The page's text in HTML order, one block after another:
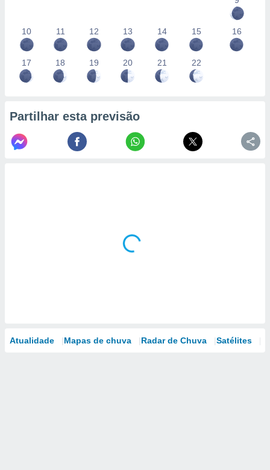
10 11 12 13 14 15 16
17 18 19 20 21 22
Partilhar esta previsão
Atualidade Mapas de chuva Radar de Chuva Satélites